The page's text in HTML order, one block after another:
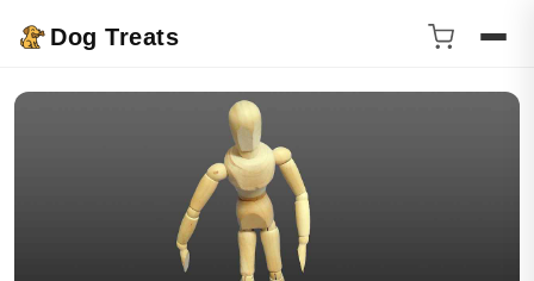
Dog Treats